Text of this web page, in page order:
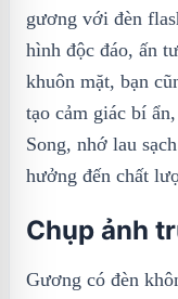
gương với đèn
hình độc đáo, ấn
khuôn mặt, bạn
tạo cảm giác bí
Song, nhớ lau
hưởng đến chất
Chụp ảnh
Gương có đèn